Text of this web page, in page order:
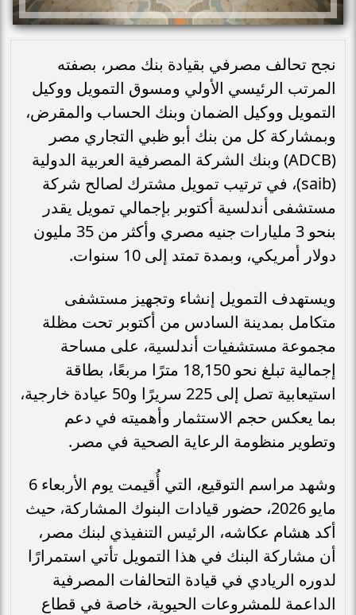
نجح تحالف مصرفي بقيادة بنك مصر، بصفته
المرتب الرئيسي الأولي ومسوق التمويل ووكيل
التمويل ووكيل الضمان وبنك الحساب والمقرض،
وبمشاركة كل من بنك أبو ظبي التجاري مصر
(ADCB) وبنك الشركة المصرفية العربية الدولية
(saib)، في ترتيب تمويل مشترك لصالح شركة
مستشفى أندلسية أكتوبر بإجمالي تمويل يقدر
بنحو 3 مليارات جنيه مصري وأكثر من 35 مليون
دولار أمريكي، وبمدة تمتد إلى 10 سنوات.
ويستهدف التمويل إنشاء وتجهيز مستشفى
متكامل بمدينة السادس من أكتوبر تحت مظلة
مجموعة مستشفيات أندلسية، على مساحة
إجمالية تبلغ نحو 18,150 مترًا مربعًا، بطاقة
استيعابية تصل إلى 225 سريرًا و50 عيادة خارجية،
بما يعكس حجم الاستثمار وأهميته في دعم
وتطوير منظومة الرعاية الصحية في مصر.
وشهد مراسم التوقيع، التي أُقيمت يوم الأربعاء 6
مايو 2026، حضور قيادات البنوك المشاركة، حيث
أكد هشام عكاشه، الرئيس التنفيذي لبنك مصر،
أن مشاركة البنك في هذا التمويل تأتي استمرارًا
لدوره الريادي في قيادة التحالفات المصرفية
الداعمة للمشروعات الحيوية، خاصة في قطاع